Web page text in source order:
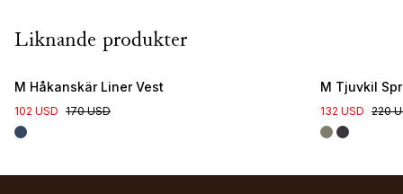
Liknande produkter
M Håkanskär Liner Vest
102 USD 170 USD
M Tjuvkil
132 USD 220